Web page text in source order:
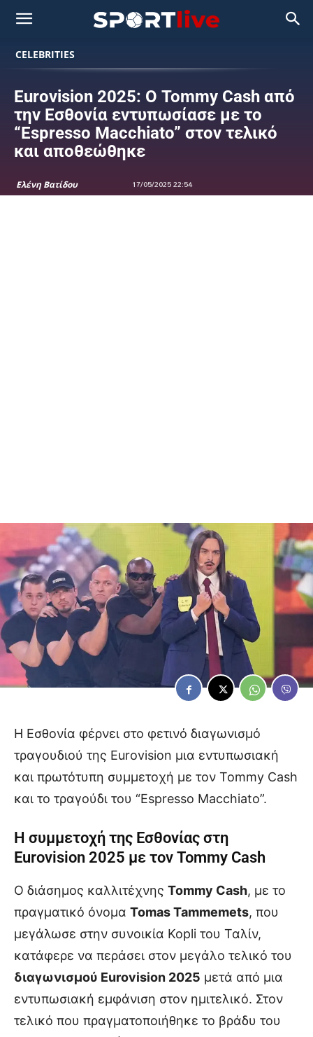
CELEBRITIES
Eurovision 2025: Ο Tommy Cash από
την Εσθονία εντυπωσίασε με το
“Espresso Macchiato” στον τελικό
και αποθεώθηκε
Ελένη Βατίδου 17/05/2025 22:54
Η Εσθονία φέρνει στο φετινό διαγωνισμό
τραγουδιού της Eurovision μια εντυπωσιακή
και πρωτότυπη συμμετοχή με τον Tommy Cash
και το τραγούδι του “Espresso Macchiato”.
Η συμμετοχή της Εσθονίας στη
Eurovision 2025 με τον Tommy Cash
Ο διάσημος καλλιτέχνης Tommy Cash, με το
πραγματικό όνομα Tomas Tammemets, που
μεγάλωσε στην συνοικία Kopli του Ταλίν,
κατάφερε να περάσει στον μεγάλο τελικό του
διαγωνισμού Eurovision 2025 μετά από μια
εντυπωσιακή εμφάνιση στον ημιτελικό. Στον
τελικό που πραγματοποιήθηκε το βράδυ του